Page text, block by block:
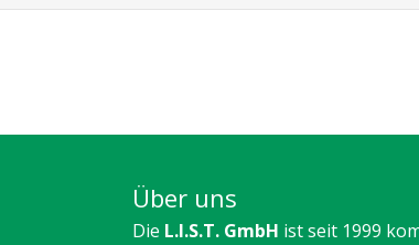
Über uns
Die L.I.S.T. GmbH ist seit 1999